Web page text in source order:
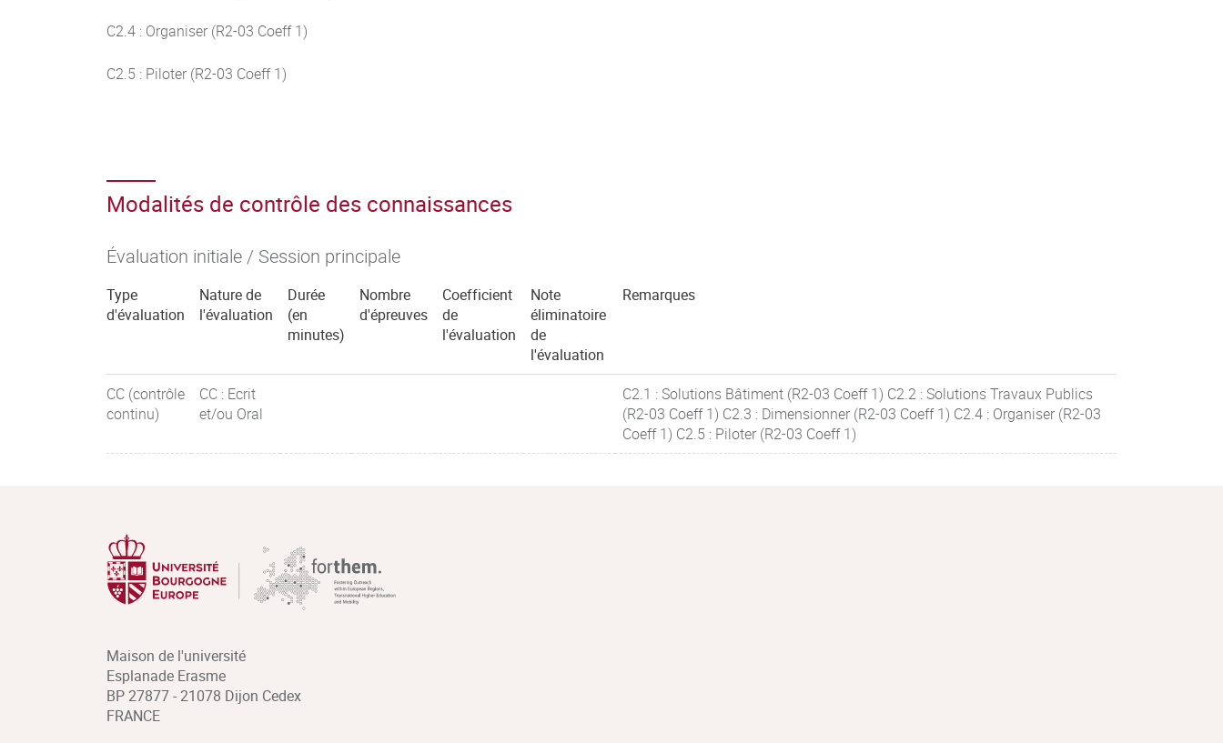
C2.4 : Organiser (R2-03 Coeff 1)
C2.5 : Piloter (R2-03 Coeff 1)
Modalités de contrôle des connaissances
Évaluation initiale / Session principale
Type
d'évaluation
Nature de
l'évaluation
Durée
(en
minutes)
Nombre
d'épreuves
Coefficient
de
l'évaluation
Note
éliminatoire
de
l'évaluation
Remarques
CC (contrôle
continu)
CC : Ecrit
et/ou Oral
C2.1 : Solutions Bâtiment (R2-03 Coeff 1) C2.2 : Solutions Travaux Publics
(R2-03 Coeff 1) C2.3 : Dimensionner (R2-03 Coeff 1) C2.4 : Organiser (R2-03
Coeff 1) C2.5 : Piloter (R2-03 Coeff 1)
Maison de l'université
Esplanade Erasme
BP 27877 - 21078 Dijon Cedex
FRANCE